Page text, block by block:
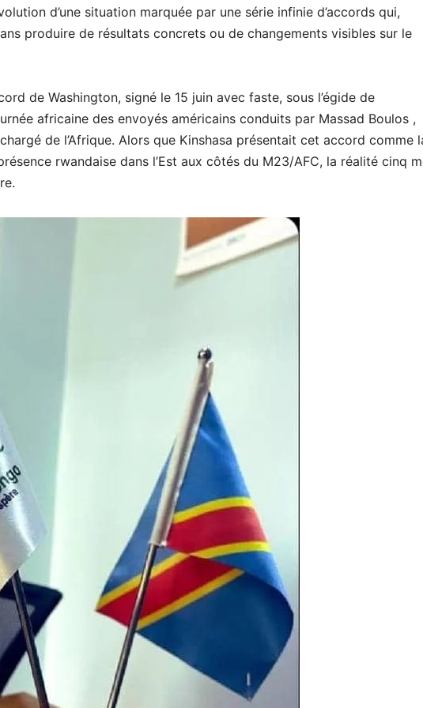
d’une situation marquée par une série infinie d’accords qui,
produire de résultats concrets ou de changements visibles sur le
de Washington, signé le 15 juin avec faste, sous l’égide de
africaine des envoyés américains conduits par Massad Boulos ,
de l’Afrique. Alors que Kinshasa présentait cet accord comme
rwandaise dans l’Est aux côtés du M23/AFC, la réalité cinq